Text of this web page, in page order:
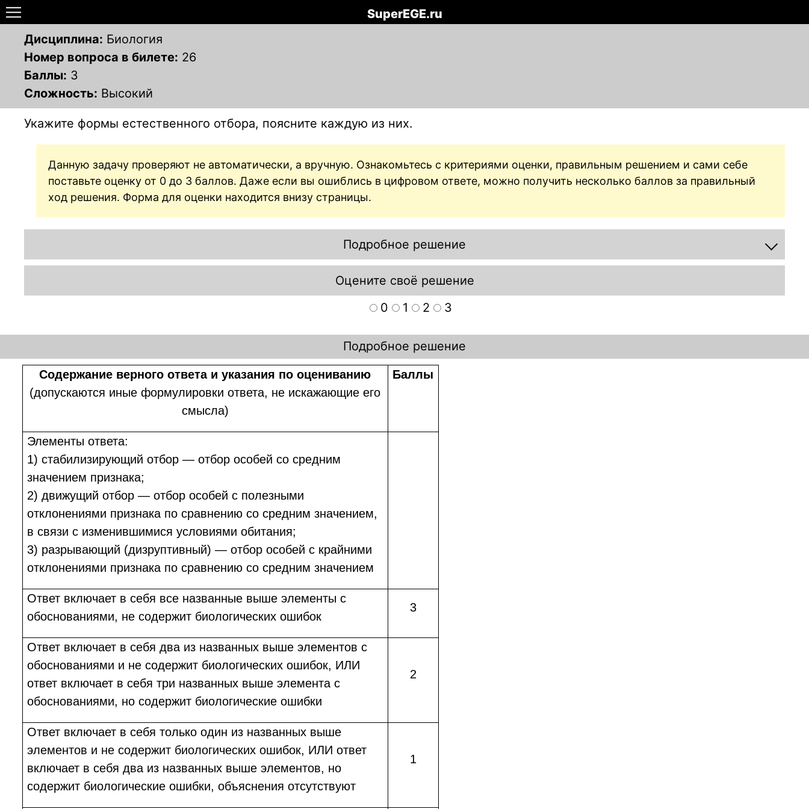
SuperEGE.ru
Дисциплина: Биология
Номер вопроса в билете: 26
Баллы: 3
Сложность: Высокий
Укажите формы естественного отбора, поясните каждую из них.
Данную задачу проверяют не автоматически, а вручную. Ознакомьтесь с критериями оценки, правильным решением и сами себе
поставьте оценку от 0 до 3 баллов. Даже если вы ошиблись в цифровом ответе, можно получить несколько баллов за правильный
ход решения. Форма для оценки находится внизу страницы.
Подробное решение
Оцените своё решение
0
1 2 3
Подробное решение
Содержание верного ответа и указания по оцениванию
(допускаются иные формулировки ответа, не искажающие его
смысла)
Баллы
Элементы ответа:
1) стабилизирующий отбор — отбор особей со средним
значением признака;
2) движущий отбор — отбор особей с полезными
отклонениями признака по сравнению со средним значением,
в связи с изменившимися условиями обитания;
3) разрывающий (дизруптивный) — отбор особей с крайними
отклонениями признака по сравнению со средним значением
Ответ включает в себя все названные выше элементы с
обоснованиями, не содержит биологических ошибок
3
Ответ включает в себя два из названных выше элементов с
обоснованиями и не содержит биологических ошибок, ИЛИ
ответ включает в себя три названных выше элемента с
обоснованиями, но содержит биологические ошибки
2
Ответ включает в себя только один из названных выше
элементов и не содержит биологических ошибок, ИЛИ ответ
включает в себя два из названных выше элементов, но
содержит биологические ошибки, объяснения отсутствуют
1